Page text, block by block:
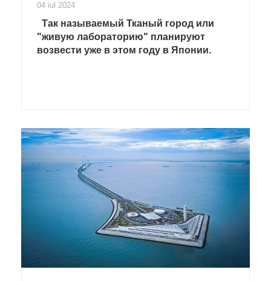
04 iul 2024
Так называемый Тканый город или
"живую лабораторию" планируют
возвести уже в этом году в Японии.